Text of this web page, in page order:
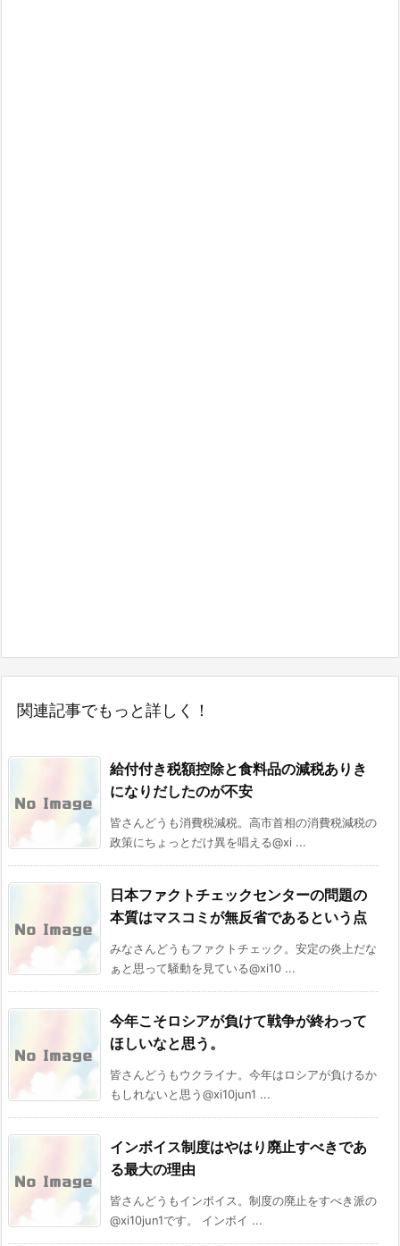
関連記事でもっと詳しく！
給付付き税額控除と食料品の減税ありき
になりだしたのが不安
皆さんどうも消費税減税。高市首相の消費税減税の
政策にちょっとだけ異を唱える@xi ...
日本ファクトチェックセンターの問題の
本質はマスコミが無反省であるという点
みなさんどうもファクトチェック。安定の炎上だな
ぁと思って騒動を見ている@xi10 ...
今年こそロシアが負けて戦争が終わって
ほしいなと思う。
皆さんどうもウクライナ。今年はロシアが負けるか
もしれないと思う@xi10jun1 ...
インボイス制度はやはり廃止すべきであ
る最大の理由
皆さんどうもインボイス。制度の廃止をすべき派の
@xi10jun1です。 インボイ ...